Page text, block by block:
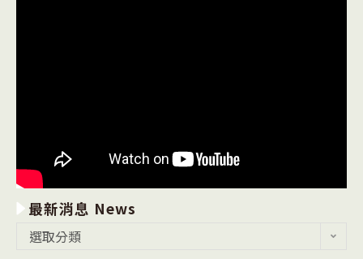
最新消息 News
選取分類